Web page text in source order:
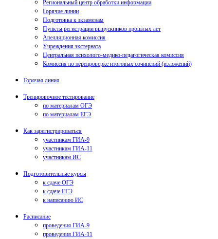
Региональный центр обработки информации
Горячие линии
Подготовка к экзаменам
Пункты регистрации выпускников прошлых лет
Апелляционная комиссия
Учреждения экстерната
Центральная психолого-медико-педагогическая комиссия
Комиссия по перепроверке итоговых сочинений (изложений)
Горячая линия
Тренировочное тестирование
по материалам ОГЭ
по материалам ЕГЭ
Как зарегистрироваться
участникам ГИА-9
участникам ГИА-11
участникам ИС
Подготовительные курсы
к сдаче ОГЭ
к сдаче ЕГЭ
к написанию ИС
Расписание
проведения ГИА-9
проведения ГИА-11